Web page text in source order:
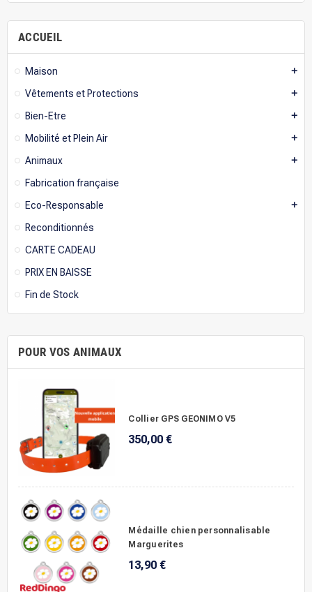
ACCUEIL
Maison add
Vêtements et Protections add
Bien-Etre add
Mobilité et Plein Air add
Animaux add
Fabrication française
Eco-Responsable
add
Reconditionnés
CARTE CADEAU
PRIX EN BAISSE
Fin de Stock
POUR VOS ANIMAUX
Collier GPS GEONIMO V5
350,00 €
Médaille chien personnalisable
Marguerites
13,90 €